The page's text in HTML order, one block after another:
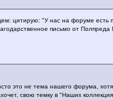
цитирую: "У нас на форуме есть
письмо от Полпреда
это не тема нашего форума,
свою темку в "Наших